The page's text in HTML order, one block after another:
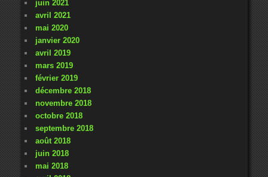
juin 2021
avril 2021
mai 2020
janvier 2020
avril 2019
mars 2019
février 2019
décembre 2018
novembre 2018
octobre 2018
septembre 2018
août 2018
juin 2018
mai 2018